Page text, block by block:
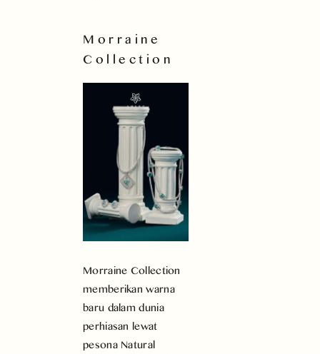
Morraine
Collection
Morraine Collection
memberikan warna
baru dalam dunia
perhiasan lewat
pesona Natural